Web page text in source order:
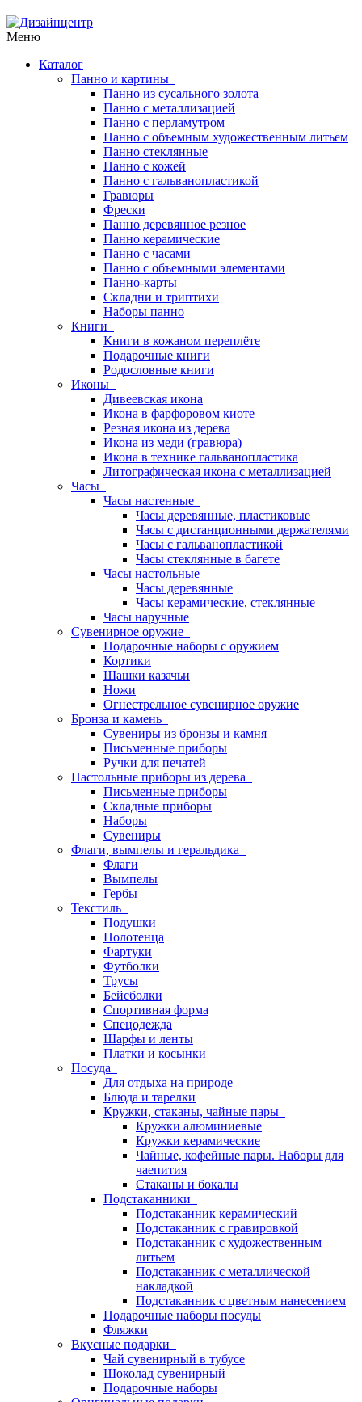
Меню
Каталог
Панно и картины
Панно из сусального золота
Панно с металлизацией
Панно с перламутром
Панно с объемным художественным литьем
Панно стеклянные
Панно с кожей
Панно с гальванопластикой
Гравюры
Фрески
Панно деревянное резное
Панно керамические
Панно с часами
Панно с объемными элементами
Панно-карты
Складни и триптихи
Наборы панно
Книги
Книги в кожаном переплёте
Подарочные книги
Родословные книги
Иконы
Дивеевская икона
Икона в фарфоровом киоте
Резная икона из дерева
Икона из меди (гравюра)
Икона в технике гальванопластика
Литографическая икона с металлизацией
Часы
Часы настенные
Часы деревянные, пластиковые
Часы с дистанционными держателями
Часы с гальванопластикой
Часы стеклянные в багете
Часы настольные
Часы деревянные
Часы керамические, стеклянные
Часы наручные
Сувенирное оружие
Подарочные наборы с оружием
Кортики
Шашки казачьи
Ножи
Огнестрельное сувенирное оружие
Бронза и камень
Сувениры из бронзы и камня
Письменные приборы
Ручки для печатей
Настольные приборы из дерева
Письменные приборы
Складные приборы
Наборы
Сувениры
Флаги, вымпелы и геральдика
Флаги
Вымпелы
Гербы
Текстиль
Подушки
Полотенца
Фартуки
Футболки
Трусы
Бейсболки
Спортивная форма
Спецодежда
Шарфы и ленты
Платки и косынки
Посуда
Для отдыха на природе
Блюда и тарелки
Кружки, стаканы, чайные пары
Кружки алюминиевые
Кружки керамические
Чайные, кофейные пары. Наборы для
чаепития
Стаканы и бокалы
Подстаканники
Подстаканник керамический
Подстаканник c гравировкой
Подстаканник с художественным
литьем
Подстаканник с металлической
накладкой
Подстаканник с цветным нанесением
Подарочные наборы посуды
Фляжки
Вкусные подарки
Чай сувенирный в тубусе
Шоколад сувенирный
Подарочные наборы